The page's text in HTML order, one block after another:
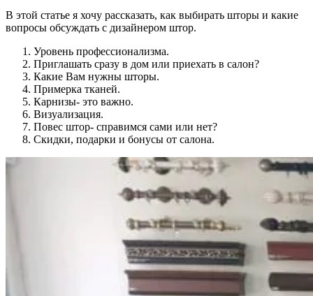
В этой статье я хочу рассказать, как выбирать шторы и какие
вопросы обсуждать с дизайнером штор.
Уровень профессионализма.
Приглашать сразу в дом или приехать в салон?
Какие Вам нужны шторы.
Примерка тканей.
Карнизы- это важно.
Визуализация.
Повес штор- справимся сами или нет?
Скидки, подарки и бонусы от салона.